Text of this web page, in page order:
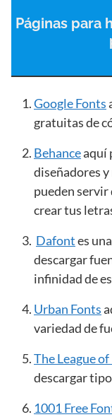
Páginas para
Google Fonts
gratuitas de
Behanceaquí
diseñadores
pueden servir
crear tus
Dafontes
descargar
infinidad de
Urban Fonts
variedad de
The League
descargar
1001 Free